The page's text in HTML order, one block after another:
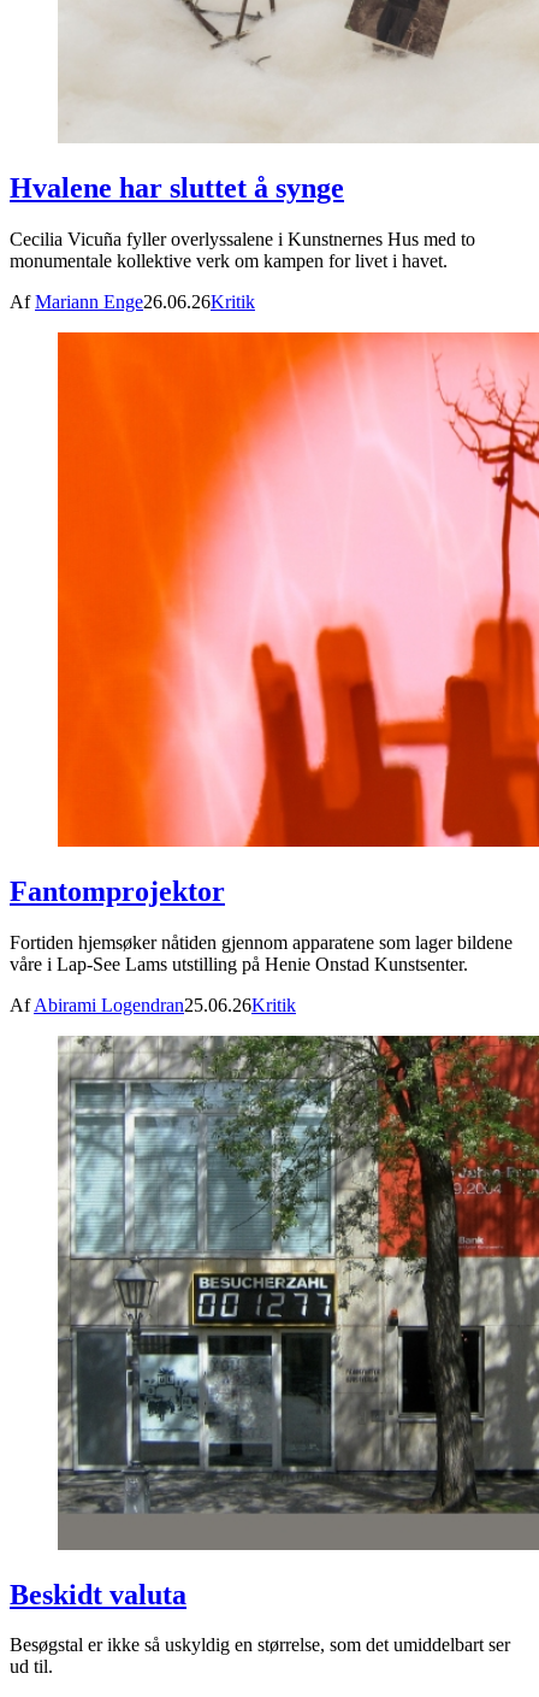
Hvalene har sluttet å synge
Cecilia Vicuña fyller overlyssalene i Kunstnernes Hus med to
monumentale kollektive verk om kampen for livet i havet.
AfMariann Enge26.06.26Kritik
Fantomprojektor
Fortiden hjemsøker nåtiden gjennom apparatene som lager bildene
våre i Lap-See Lams utstilling på Henie Onstad Kunstsenter.
AfAbirami Logendran25.06.26Kritik
Beskidt valuta
Besøgstal er ikke så uskyldig en størrelse, som det umiddelbart ser
ud til.